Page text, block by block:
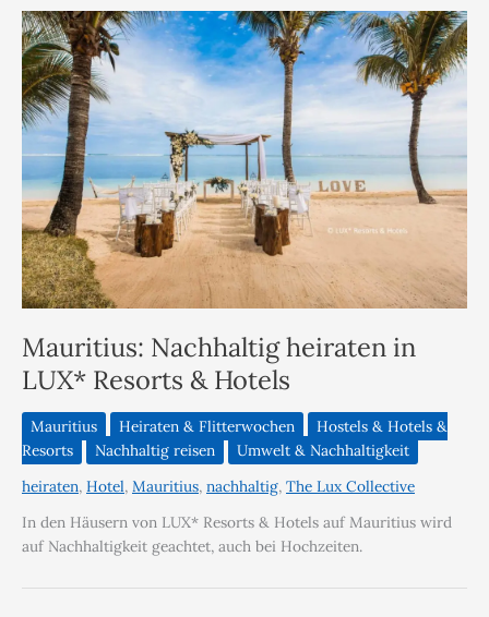
Mauritius: Nachhaltig heiraten in
LUX* Resorts & Hotels
Mauritius Heiraten & Flitterwochen
Hostels & Hotels &
Resorts
Nachhaltig reisen
Umwelt & Nachhaltigkeit
heiraten, Hotel, Mauritius, nachhaltig, The Lux Collective
In den Häusern von LUX* Resorts & Hotels auf Mauritius wird
auf Nachhaltigkeit geachtet, auch bei Hochzeiten.